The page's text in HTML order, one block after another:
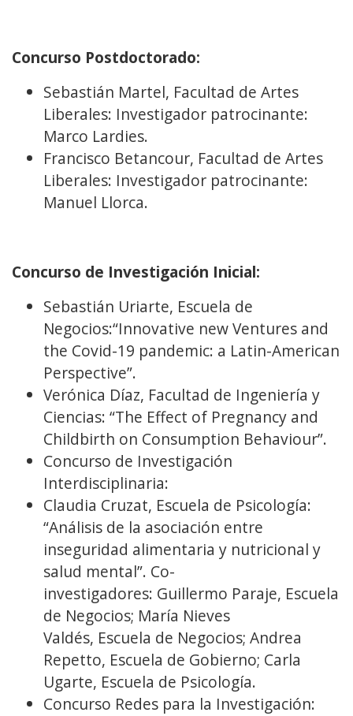
Concurso Postdoctorado:
Sebastián Martel, Facultad de Artes
Liberales: Investigador patrocinante:
Marco Lardies.
Francisco Betancour, Facultad de Artes
Liberales: Investigador patrocinante:
Manuel Llorca.
Concurso de Investigación Inicial:
Sebastián Uriarte, Escuela de
Negocios:“Innovative new Ventures and
the Covid-19 pandemic: a Latin-American
Perspective”.
Verónica Díaz, Facultad de Ingeniería y
Ciencias: “The Effect of Pregnancy and
Childbirth on Consumption Behaviour”.
Concurso de Investigación
Interdisciplinaria:
Claudia Cruzat, Escuela de Psicología:
“Análisis de la asociación entre
inseguridad alimentaria y nutricional y
salud mental”. Co-
investigadores: Guillermo Paraje, Escuela
de Negocios; María Nieves
Valdés, Escuela de Negocios; Andrea
Repetto, Escuela de Gobierno; Carla
Ugarte, Escuela de Psicología.
Concurso Redes para la Investigación: